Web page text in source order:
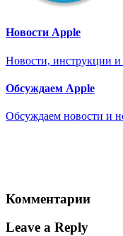
Новости Apple
Новости, инструкции
Обсуждаем Apple
Обсуждаем новости и
Комментарии
Leave a Reply